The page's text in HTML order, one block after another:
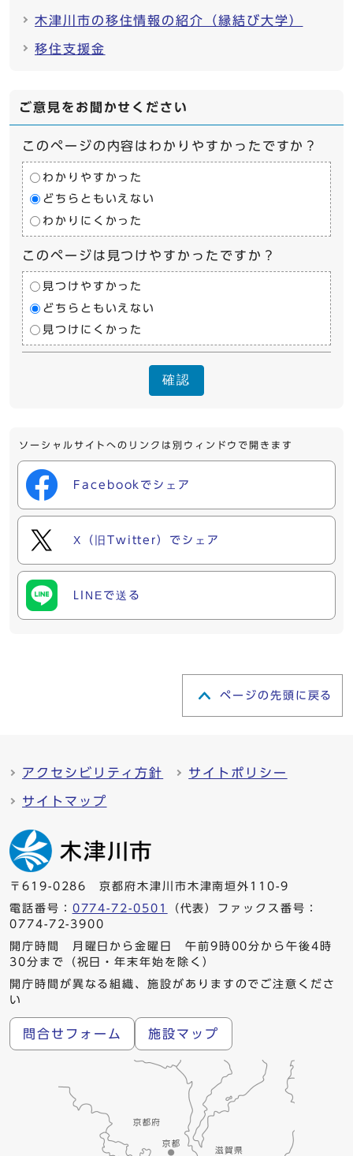
木津川市の移住情報の紹介（縁結び大学）
移住支援金
ご意見をお聞かせください
このページの内容はわかりやすかったですか？
わかりやすかった
どちらともいえない
わかりにくかった
このページは見つけやすかったですか？
見つけやすかった
どちらともいえない
見つけにくかった
確認
ソーシャルサイトへのリンクは別ウィンドウで開きます
Facebookでシェア
X（旧Twitter）でシェア
LINEで送る
ページの先頭に戻る
アクセシビリティ方針 サイトポリシー
サイトマップ
〒619-0286 京都府木津川市木津南垣外110-9
電話番号： 0774-72-0501
（代表）ファックス番号：
0774-72-3900
開庁時間 月曜日から金曜日 午前9時00分から午後4時
30分まで（祝日・年末年始を除く）
開庁時間が異なる組織、施設がありますのでご注意くださ
い
問合せフォーム 施設マップ